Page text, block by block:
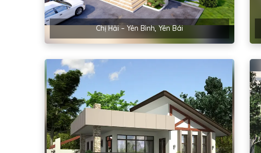
Chị Hải – Yên Bình, Yên Bái